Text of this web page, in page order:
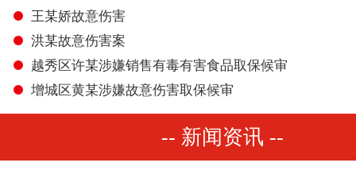
王某娇故意伤害
洪某故意伤害案
越秀区许某涉嫌销售有毒有害食品取保候审
增城区黄某涉嫌故意伤害取保候审
-- 新闻资讯 --